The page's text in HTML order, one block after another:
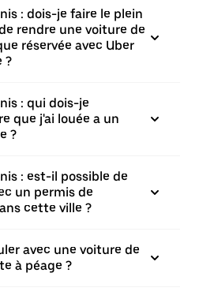
: dois-je faire le plein
rendre une voiture de
réservée avec Uber
?
: qui dois-je
que j'ai louée a un
?
: est-il possible de
un permis de
cette ville ?
avec une voiture de
à péage ?